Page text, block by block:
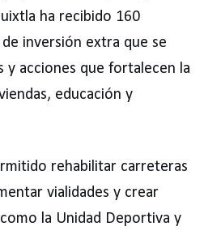
ha recibido 160
inversión extra que se
y acciones que fortalecen la
educación y
rehabilitar carreteras
vialidades y crear
la Unidad Deportiva y